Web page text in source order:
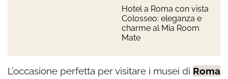
Hotel a Roma con vista
Colosseo: eleganza e
charme al Mia Room
Mate
L’occasione perfetta per visitare i musei di Roma